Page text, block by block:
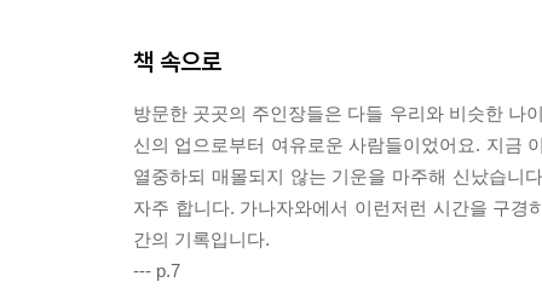
책 속으로
방문한 곳곳의 주인장들은 다들 우리와 비슷한 나
신의 업으로부터 여유로운 사람들이었어요. 지금
열중하되 매몰되지 않는 기운을 마주해 신났습니
자주 합니다. 가나자와에서 이런저런 시간을 구
간의 기록입니다.
--- p.7